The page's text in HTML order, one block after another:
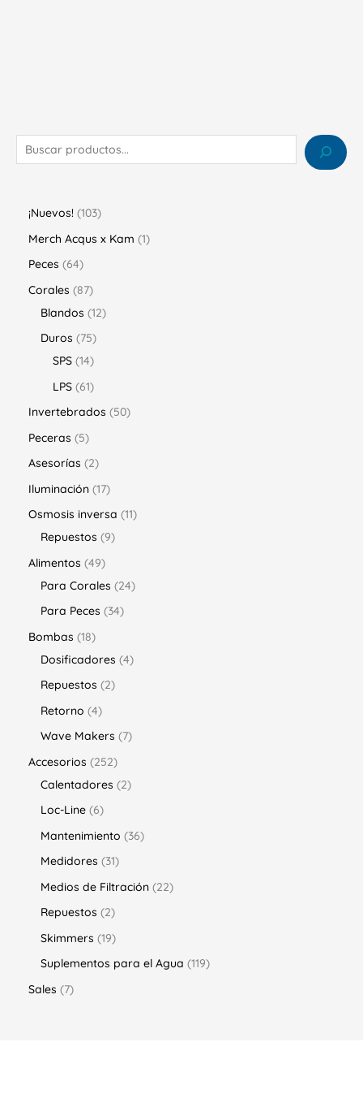
¡Nuevos! 103
Merch Acqus x Kam 1
Peces
64
Corales 87
Blandos 12
Duros
75
SPS 14
LPS 61
Invertebrados
50
Peceras
5
Asesorías
2
Iluminación 17
Osmosis inversa 11
Repuestos
9
Alimentos 49
Para Corales
24
Para Peces
34
Bombas 18
Dosificadores 4
Repuestos
2
Retorno 4
Wave Makers
7
Accesorios
252
Calentadores
2
Loc-Line 6
Mantenimiento
36
Medidores
31
Medios de Filtración 22
Repuestos
2
Skimmers 19
Suplementos para el Agua 119
Sales
7